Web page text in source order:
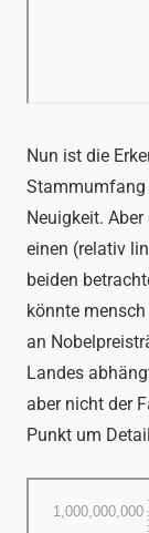
Nun ist die
Stammumfang
Neuigkeit.
einen (relativ
beiden
könnte
an
Landes
aber nicht der
Punkt um